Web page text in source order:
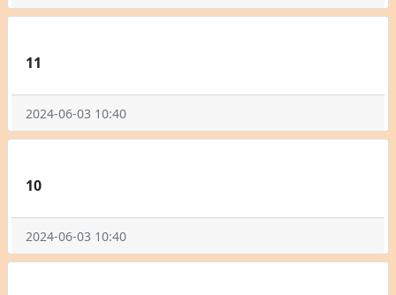
11
2024-06-03 10:40
10
2024-06-03 10:40